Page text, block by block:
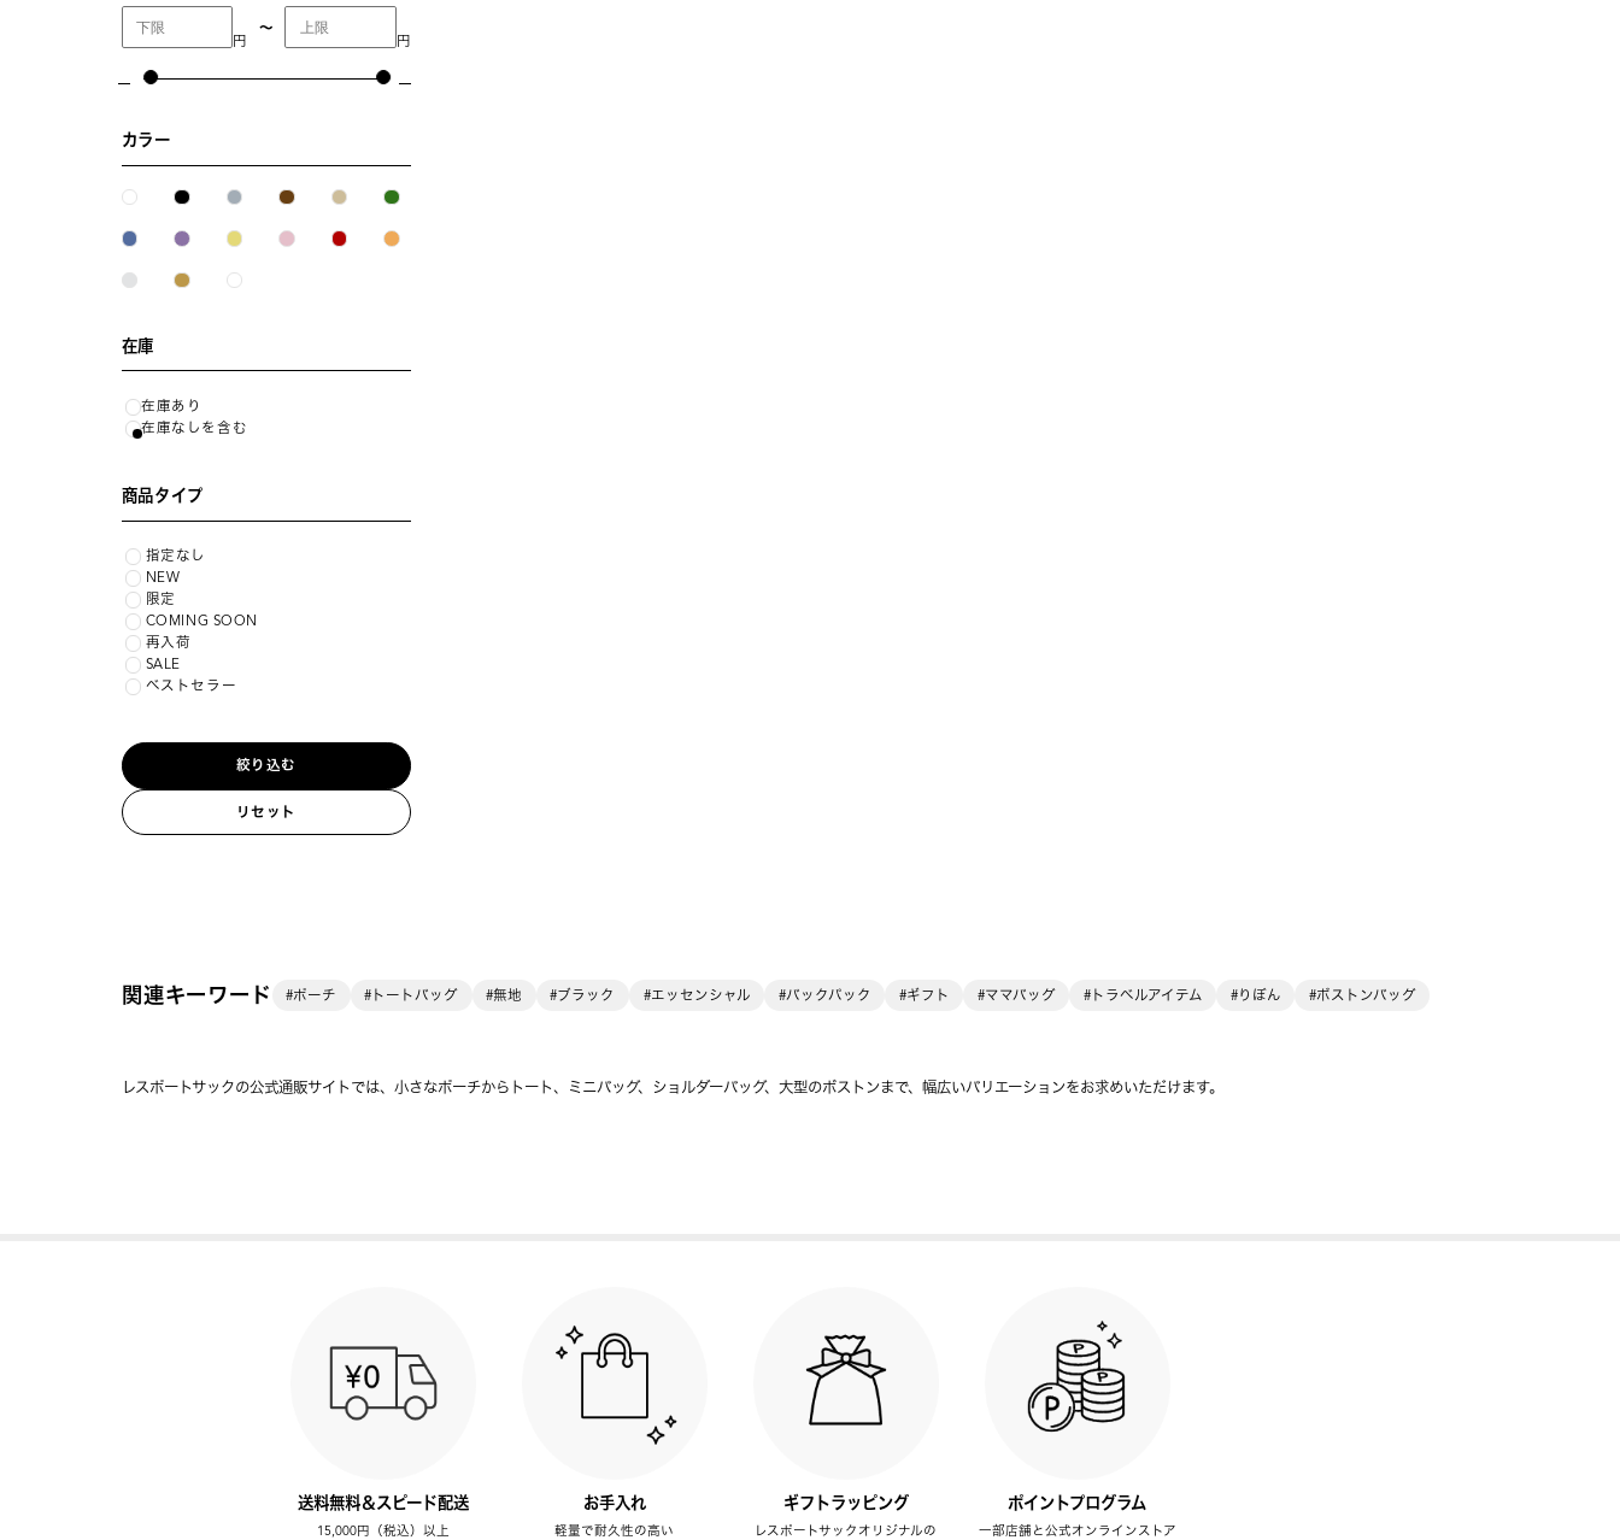
円
〜
円
カラー
在庫
在庫あり
在庫なしを含む
商品タイプ
指定なし
NEW
限定
COMING SOON
再入荷
SALE
ベストセラー
絞り込む
リセット
関連キーワード #ポーチ #トートバッグ #無地 #ブラック #エッセンシャル #バックパック #ギフト #ママバッグ #トラベルアイテム #りぼん #ボストンバッグ
レスポートサックの公式通販サイトでは、小さなポーチからトート、ミニバッグ、ショルダーバッグ、大型のボストンまで、幅広いバリエーションをお求めいただけます。
送料無料＆スピード配送
15,000円（税込）以上
お手入れ
軽量で耐久性の高い
ギフトラッピング
レスポートサックオリジナルの
ポイントプログラム
一部店舗と公式オンラインストア